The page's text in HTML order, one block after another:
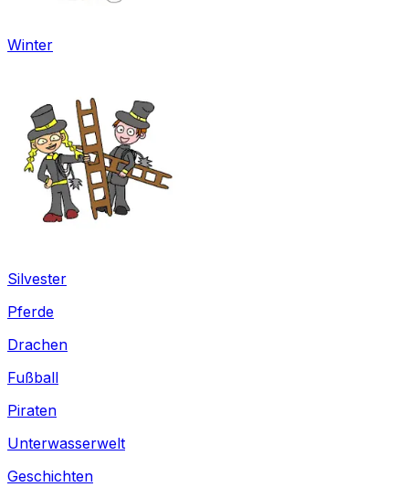
Winter
Silvester
Pferde
Drachen
Fußball
Piraten
Unterwasserwelt
Geschichten